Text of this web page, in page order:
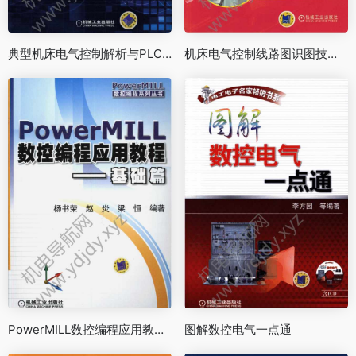
典型机床电气控制解析与PLC改造实例 机床电气控制线路图识图技巧升级版
PowerMILL数控编程应用教程—基础篇 图解数控电气一点通